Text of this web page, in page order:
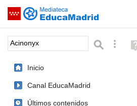
Saltar navegación
Palabra o frase:
(en
Inicio
Canal EducaMadrid
Últimos contenidos